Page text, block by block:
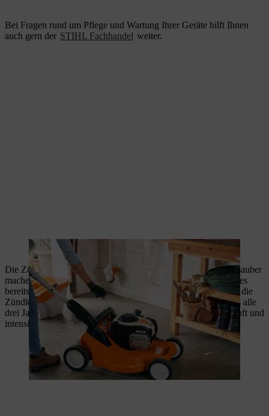
Bei Fragen rund um Pflege und Wartung Ihrer Geräte hilft Ihnen
auch gern der STIHL Fachhandel weiter.
Dank Luftfilter-Reinigung bleibt der Rasenmäher leistungsstark.
Die Zündkerze lässt sich mit einem fusselfreien Tuch einfach sauber
machen. Sind Verschleißerscheinungen zu erkennen oder gab es
bereits vorher Probleme beim Starten? Dann ist es an der Zeit, die
Zündkerze durch eine neue zu ersetzen. In der Regel muss das alle
drei Jahre passieren. Aber auch hier kommt es darauf an, wie oft und
intensiv Sie den
Rasenmähereinsetzen.